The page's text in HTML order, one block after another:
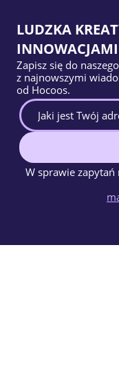
LUDZKA
Zapisz się do
z najnowszymi
od Hocoos.
W sprawie